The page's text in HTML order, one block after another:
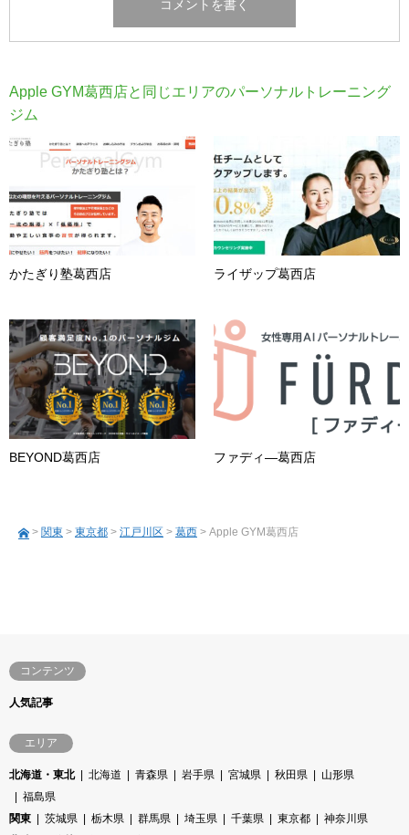
Apple GYM葛西店と同じエリアのパーソナルトレーニング
ジム
かたぎり塾葛西店 ライザップ葛西店
BEYOND葛西店 ファディ―葛西店
> 関東 > 東京都 > 江戸川区 > 葛西 > Apple GYM葛西店
コンテンツ
人気記事
エリア
北海道・東北 北海道 青森県 岩手県 宮城県 秋田県
山形県
福島県
関東
茨城県 栃木県 群馬県 埼玉県 千葉県 東京都
神奈川県